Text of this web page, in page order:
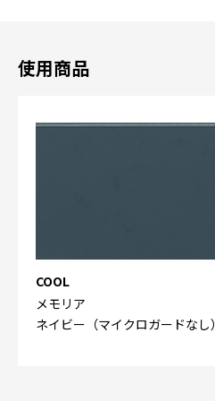
使用商品
COOL
メモリア
ネイビー（マイクロガードなし）